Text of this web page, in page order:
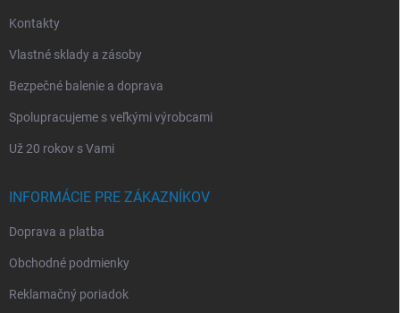
Kontakty
Vlastné sklady a zásoby
Bezpečné balenie a doprava
Spolupracujeme s veľkými výrobcami
Už 20 rokov s Vami
INFORMÁCIE PRE ZÁKAZNÍKOV
Doprava a platba
Obchodné podmienky
Reklamačný poriadok